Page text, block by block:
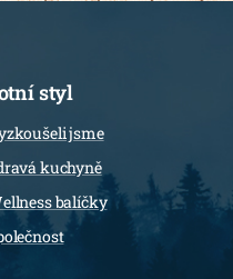
styl
jsme
kuchyně
balíčky